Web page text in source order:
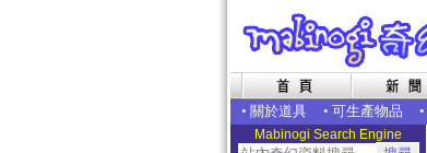
• 關於道具 • 可生產物品 •
Mabinogi Search Engine